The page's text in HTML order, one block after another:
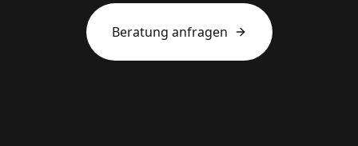
Beratung anfragen